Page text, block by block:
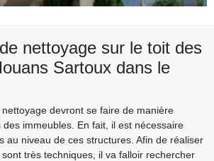
nettoyage sur le toit des
Sartoux dans le
devront se faire de manière
immeubles. En fait, il est nécessaire
au niveau de ces structures. Afin de réaliser
très techniques, il va falloir rechercher